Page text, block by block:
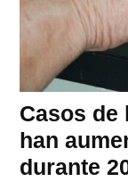
Casos de
han
durante